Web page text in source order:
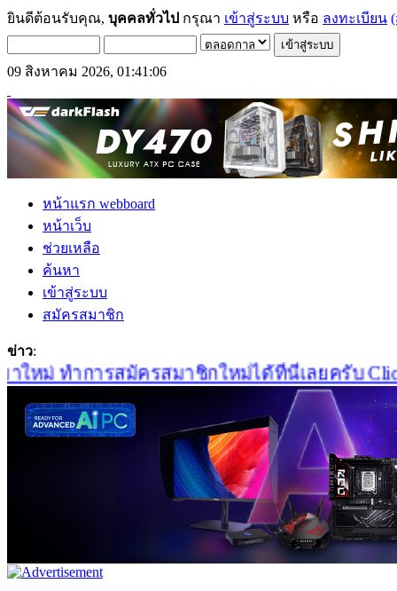
ยินดีต้อนรับคุณ, บุคคลทั่วไป กรุณา เข้าสู่ระบบ หรือ ลงทะเบียน
09 สิงหาคม 2026, 01:41:06
หน้าแรก webboard
หน้าเว็บ
ช่วยเหลือ
ค้นหา
เข้าสู่ระบบ
สมัครสมาชิก
ข่าว:
หม่ ทำการสมัครสมาชิกใหม่ได้ที่นี่เลยครับ